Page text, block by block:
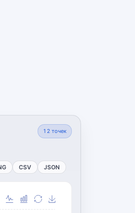
12 точек
CSV JSON